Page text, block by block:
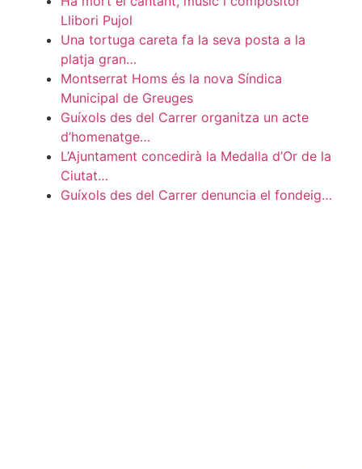
Llibori Pujol
Una tortuga careta fa la seva posta a la
platja gran…
Montserrat Homs és la nova Síndica
Municipal de Greuges
Guíxols des del Carrer organitza un acte
d’homenatge…
L’Ajuntament concedirà la Medalla d’Or de la
Ciutat…
Guíxols des del Carrer denuncia el fondeig…